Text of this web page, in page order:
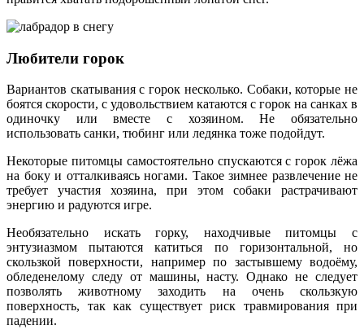
Любители горок
Вариантов скатывания с горок несколько. Собаки, которые не
боятся скорости, с удовольствием катаются с горок на санках в
одиночку или вместе с хозяином. Не обязательно
использовать санки, тюбинг или ледянка тоже подойдут.
Некоторые питомцы самостоятельно спускаются с горок лёжа
на боку и отталкиваясь ногами. Такое зимнее развлечение не
требует участия хозяина, при этом собаки растрачивают
энергию и радуются игре.
Необязательно искать горку, находчивые питомцы с
энтузиазмом пытаются катиться по горизонтальной, но
скользкой поверхности, например по застывшему водоёму,
обледенелому следу от машины, насту. Однако не следует
позволять животному заходить на очень скользкую
поверхность, так как существует риск травмирования при
падении.